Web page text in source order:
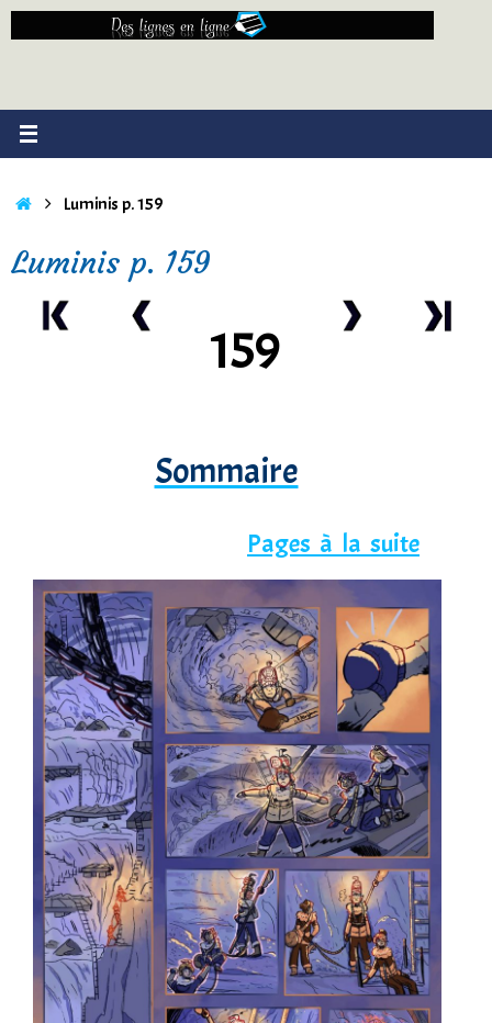
Passer
AccueilLuminis p. 159
Luminis p. 159
159
Sommaire
Pages à la suite